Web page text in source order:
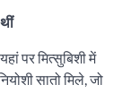
पर मित्सुबिशी में
सातो मिले, जो